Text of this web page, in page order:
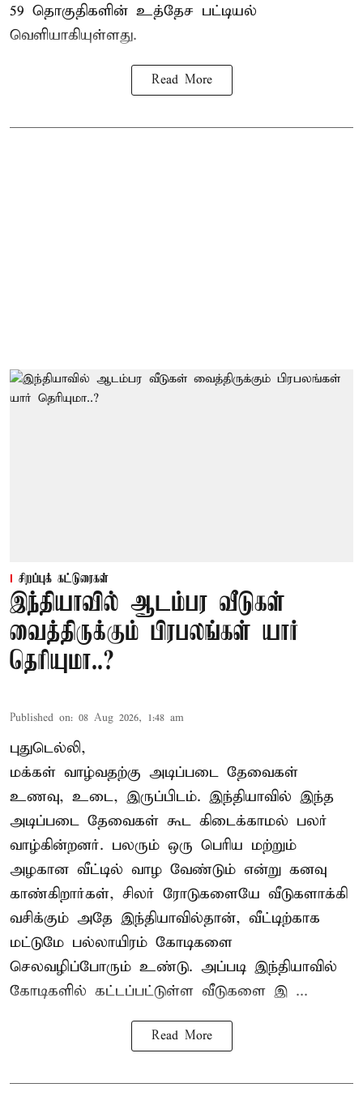
59 தொகுதிகளின் உத்தேச பட்டியல்
வெளியாகியுள்ளது.
Read More
சிறப்புக் கட்டுரைகள்
இந்தியாவில் ஆடம்பர வீடுகள்
வைத்திருக்கும் பிரபலங்கள் யார்
தெரியுமா..?
Published on: 08 Aug 2026, 1:48 am
புதுடெல்லி,
மக்கள் வாழ்வதற்கு அடிப்படை தேவைகள்
உணவு, உடை, இருப்பிடம். இந்தியாவில் இந்த
அடிப்படை தேவைகள் கூட கிடைக்காமல் பலர்
வாழ்கின்றனர். பலரும் ஒரு பெரிய மற்றும்
அழகான வீட்டில் வாழ வேண்டும் என்று கனவு
காண்கிறார்கள், சிலர் ரோடுகளையே வீடுகளாக்கி
வசிக்கும் அதே இந்தியாவில்தான், வீட்டிற்காக
மட்டுமே பல்லாயிரம் கோடிகளை
செலவழிப்போரும் உண்டு. அப்படி இந்தியாவில்
கோடிகளில் கட்டப்பட்டுள்ள வீடுகளை இ ...
Read More